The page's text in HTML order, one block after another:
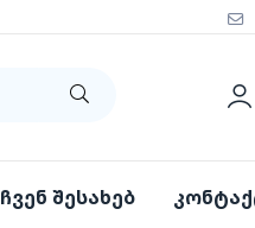
ჩვენ შესახებ